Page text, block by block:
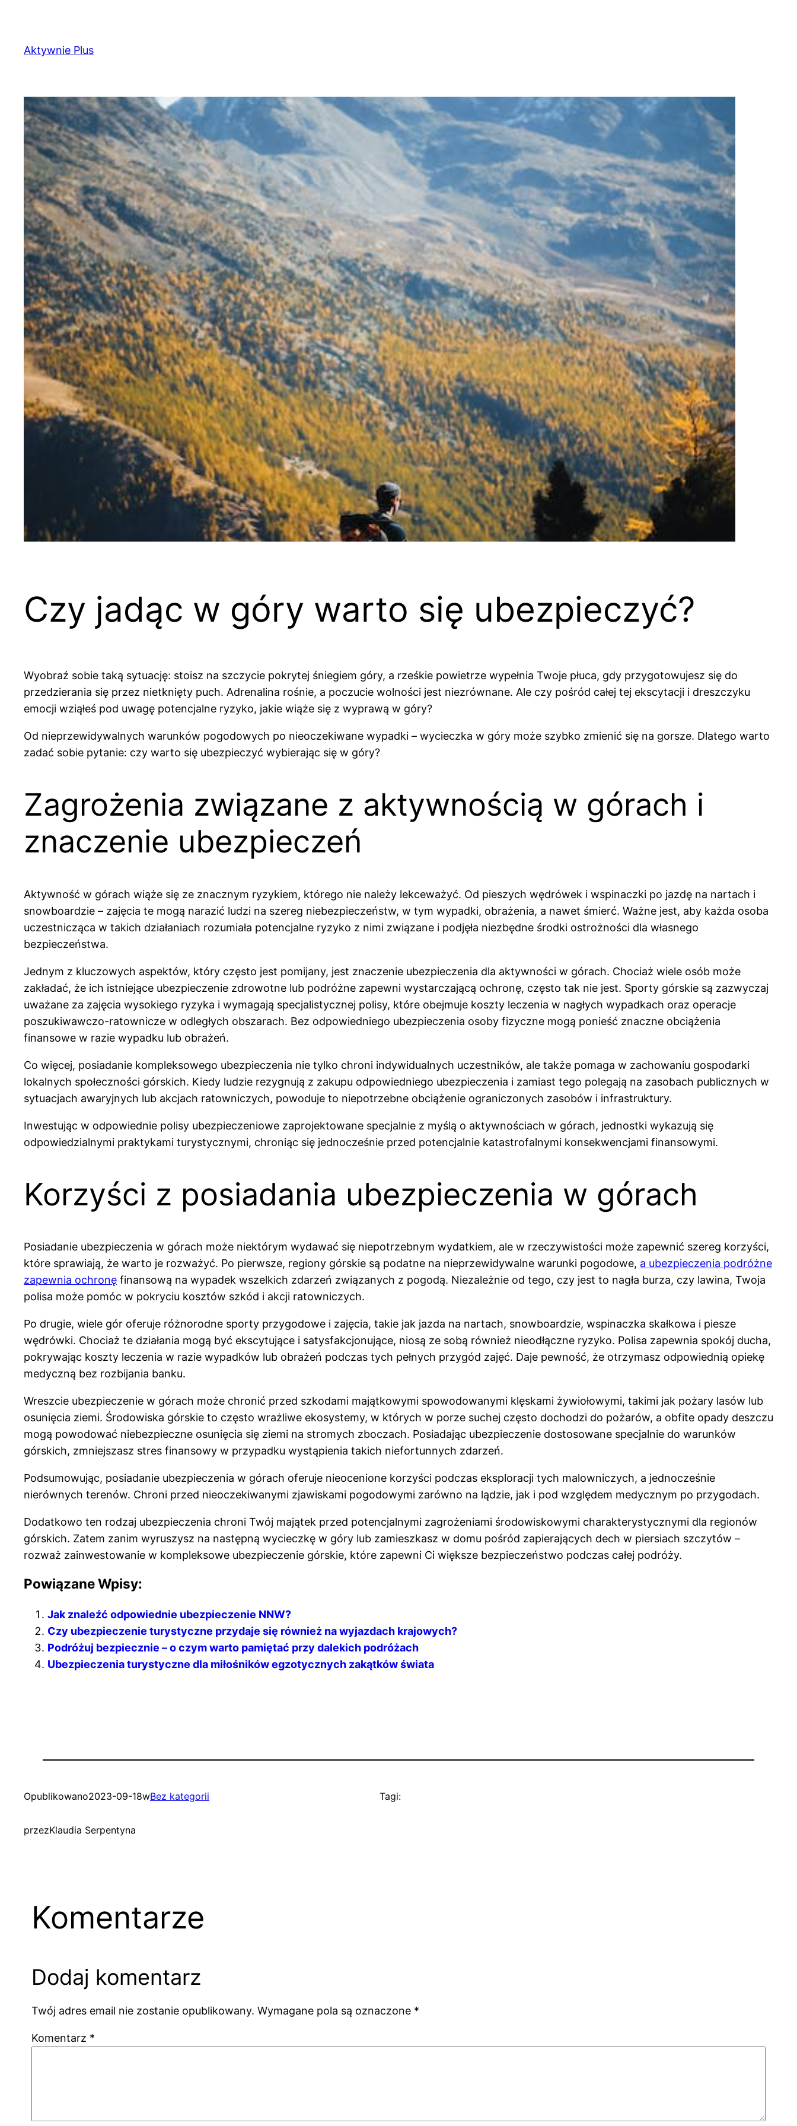
treściAktywnie Plus
Czy jadąc w góry warto się ubezpieczyć?
Wyobraź sobie taką sytuację: stoisz na szczycie pokrytej śniegiem góry, a rześkie powietrze wypełnia Twoje płuca, gdy przygotowujesz się do
przedzierania się przez nietknięty puch. Adrenalina rośnie, a poczucie wolności jest niezrównane. Ale czy pośród całej tej ekscytacji i dreszczyku
emocji wziąłeś pod uwagę potencjalne ryzyko, jakie wiąże się z wyprawą w góry?
Od nieprzewidywalnych warunków pogodowych po nieoczekiwane wypadki – wycieczka w góry może szybko zmienić się na gorsze. Dlatego warto
zadać sobie pytanie: czy warto się ubezpieczyć wybierając się w góry?
Zagrożenia związane z aktywnością w górach i
znaczenie ubezpieczeń
Aktywność w górach wiąże się ze znacznym ryzykiem, którego nie należy lekceważyć. Od pieszych wędrówek i wspinaczki po jazdę na nartach i
snowboardzie – zajęcia te mogą narazić ludzi na szereg niebezpieczeństw, w tym wypadki, obrażenia, a nawet śmierć. Ważne jest, aby każda osoba
uczestnicząca w takich działaniach rozumiała potencjalne ryzyko z nimi związane i podjęła niezbędne środki ostrożności dla własnego
bezpieczeństwa.
Jednym z kluczowych aspektów, który często jest pomijany, jest znaczenie ubezpieczenia dla aktywności w górach. Chociaż wiele osób może
zakładać, że ich istniejące ubezpieczenie zdrowotne lub podróżne zapewni wystarczającą ochronę, często tak nie jest. Sporty górskie są zazwyczaj
uważane za zajęcia wysokiego ryzyka i wymagają specjalistycznej polisy, które obejmuje koszty leczenia w nagłych wypadkach oraz operacje
poszukiwawczo-ratownicze w odległych obszarach. Bez odpowiedniego ubezpieczenia osoby fizyczne mogą ponieść znaczne obciążenia
finansowe w razie wypadku lub obrażeń.
Co więcej, posiadanie kompleksowego ubezpieczenia nie tylko chroni indywidualnych uczestników, ale także pomaga w zachowaniu gospodarki
lokalnych społeczności górskich. Kiedy ludzie rezygnują z zakupu odpowiedniego ubezpieczenia i zamiast tego polegają na zasobach publicznych w
sytuacjach awaryjnych lub akcjach ratowniczych, powoduje to niepotrzebne obciążenie ograniczonych zasobów i infrastruktury.
Inwestując w odpowiednie polisy ubezpieczeniowe zaprojektowane specjalnie z myślą o aktywnościach w górach, jednostki wykazują się
odpowiedzialnymi praktykami turystycznymi, chroniąc się jednocześnie przed potencjalnie katastrofalnymi konsekwencjami finansowymi.
Korzyści z posiadania ubezpieczenia w górach
Posiadanie ubezpieczenia w górach może niektórym wydawać się niepotrzebnym wydatkiem, ale w rzeczywistości może zapewnić szereg korzyści,
które sprawiają, że warto je rozważyć. Po pierwsze, regiony górskie są podatne na nieprzewidywalne warunki pogodowe, a ubezpieczenia podróżne
zapewnia ochronę finansową na wypadek wszelkich zdarzeń związanych z pogodą. Niezależnie od tego, czy jest to nagła burza, czy lawina, Twoja
polisa może pomóc w pokryciu kosztów szkód i akcji ratowniczych.
Po drugie, wiele gór oferuje różnorodne sporty przygodowe i zajęcia, takie jak jazda na nartach, snowboardzie, wspinaczka skałkowa i piesze
wędrówki. Chociaż te działania mogą być ekscytujące i satysfakcjonujące, niosą ze sobą również nieodłączne ryzyko. Polisa zapewnia spokój ducha,
pokrywając koszty leczenia w razie wypadków lub obrażeń podczas tych pełnych przygód zajęć. Daje pewność, że otrzymasz odpowiednią opiekę
medyczną bez rozbijania banku.
Wreszcie ubezpieczenie w górach może chronić przed szkodami majątkowymi spowodowanymi klęskami żywiołowymi, takimi jak pożary lasów lub
osunięcia ziemi. Środowiska górskie to często wrażliwe ekosystemy, w których w porze suchej często dochodzi do pożarów, a obfite opady deszczu
mogą powodować niebezpieczne osunięcia się ziemi na stromych zboczach. Posiadając ubezpieczenie dostosowane specjalnie do warunków
górskich, zmniejszasz stres finansowy w przypadku wystąpienia takich niefortunnych zdarzeń.
Podsumowując, posiadanie ubezpieczenia w górach oferuje nieocenione korzyści podczas eksploracji tych malowniczych, a jednocześnie
nierównych terenów. Chroni przed nieoczekiwanymi zjawiskami pogodowymi zarówno na lądzie, jak i pod względem medycznym po przygodach.
Dodatkowo ten rodzaj ubezpieczenia chroni Twój majątek przed potencjalnymi zagrożeniami środowiskowymi charakterystycznymi dla regionów
górskich. Zatem zanim wyruszysz na następną wycieczkę w góry lub zamieszkasz w domu pośród zapierających dech w piersiach szczytów –
rozważ zainwestowanie w kompleksowe ubezpieczenie górskie, które zapewni Ci większe bezpieczeństwo podczas całej podróży.
Powiązane Wpisy:
Jak znaleźć odpowiednie ubezpieczenie NNW?
Czy ubezpieczenie turystyczne przydaje się również na wyjazdach krajowych?
Podróżuj bezpiecznie – o czym warto pamiętać przy dalekich podróżach
Ubezpieczenia turystyczne dla miłośników egzotycznych zakątków świata
Opublikowano2023-09-18wBez kategorii
przezKlaudia Serpentyna
Tagi:
Komentarze
Dodaj komentarz
Twój adres email nie zostanie opublikowany. Wymagane pola są oznaczone *
Komentarz *